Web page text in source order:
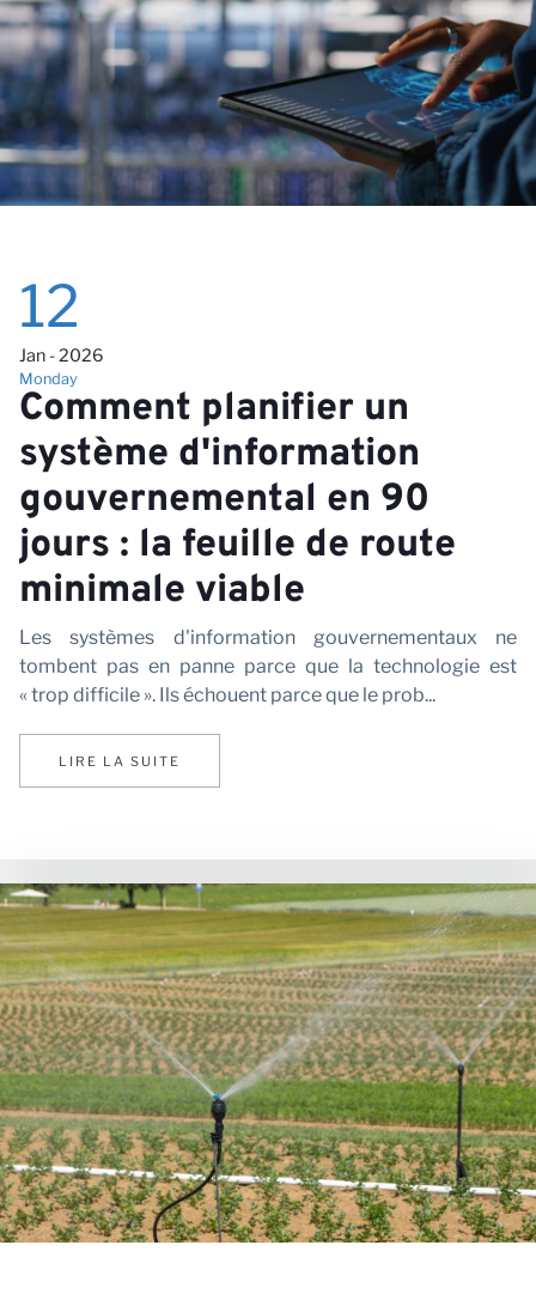
12
Jan - 2026
Monday
Comment planifier un
système d'information
gouvernemental en 90
jours : la feuille de route
minimale viable
Les systèmes d'information gouvernementaux ne
tombent pas en panne parce que la technologie est
« trop difficile ». Ils échouent parce que le prob...
LIRE LA SUITE